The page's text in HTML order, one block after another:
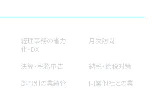
経理事務の省力
化・DX
月次訪問
決算・税務申告
納税・節税対策
部門別の業績管
同業他社との業